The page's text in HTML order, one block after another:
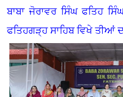
ਬਾਬਾ ਜੋਰਾਵਰ ਸਿੰਘ ਫਤਿਹ
ਫਤਿਹਗੜ੍ਹ ਸਾਹਿਬ ਵਿਖੇ ਤੀਆਂ